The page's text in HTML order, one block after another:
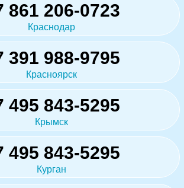
861 206-0723
Краснодар
391 988-9795
Красноярск
495 843-5295
Крымск
495 843-5295
Курган